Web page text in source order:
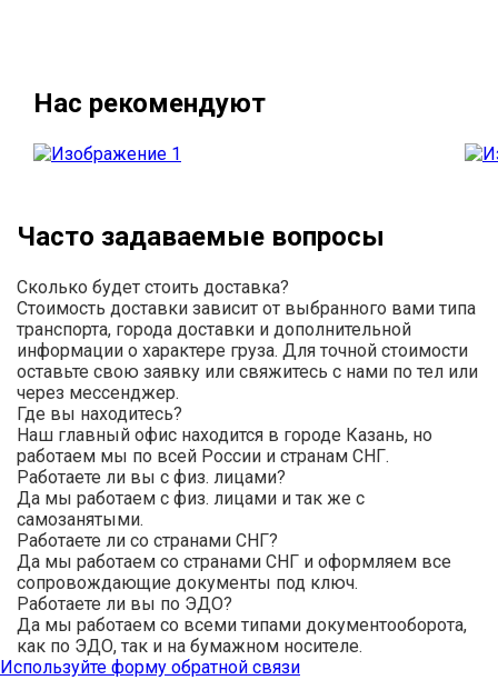
Нас рекомендуют
Часто задаваемые вопросы
Сколько будет стоить доставка?
Стоимость доставки зависит от выбранного вами типа
транспорта, города доставки и дополнительной
информации о характере груза. Для точной стоимости
оставьте свою заявку или свяжитесь с нами по тел или
через мессенджер.
Где вы находитесь?
Наш главный офис находится в городе Казань, но
работаем мы по всей России и странам СНГ.
Работаете ли вы с физ. лицами?
Да мы работаем с физ. лицами и так же с
самозанятыми.
Работаете ли со странами СНГ?
Да мы работаем со странами СНГ и оформляем все
сопровождающие документы под ключ.
Работаете ли вы по ЭДО?
Да мы работаем со всеми типами документооборота,
как по ЭДО, так и на бумажном носителе.
Используйте форму обратной связи